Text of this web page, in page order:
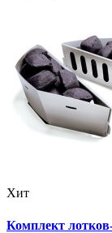
Хит
Комплект